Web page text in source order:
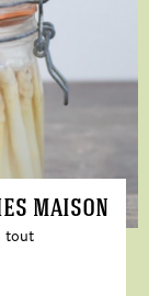
maison
tout